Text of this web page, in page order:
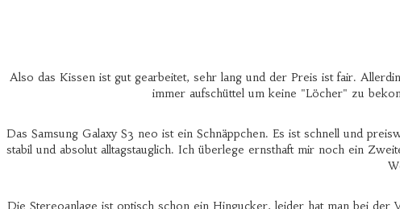
Also das Kissen ist gut gearbeitet, sehr lang und der Preis ist fair.
immer aufschüttel um keine "Löcher" zu
Das Samsung Galaxy S3 neo ist ein Schnäppchen. Es ist schnell und
stabil und absolut alltagstauglich. Ich überlege ernsthaft mir noch ein
Die Stereoanlage ist optisch schon ein Hingucker, leider hat man bei